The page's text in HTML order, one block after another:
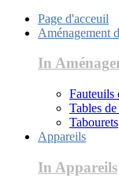
Page d'acceuil
Aménagement
In
Fauteuils
Tables
Tabourets
Appareils
In Appareils